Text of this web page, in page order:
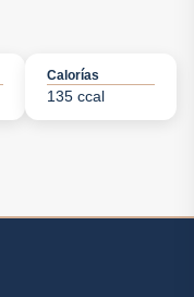
Calorías
135 ccal